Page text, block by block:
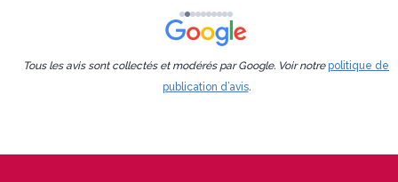
Tous les avis sont collectés et modérés par Google. Voir notrepolitique de
publication d’avis.